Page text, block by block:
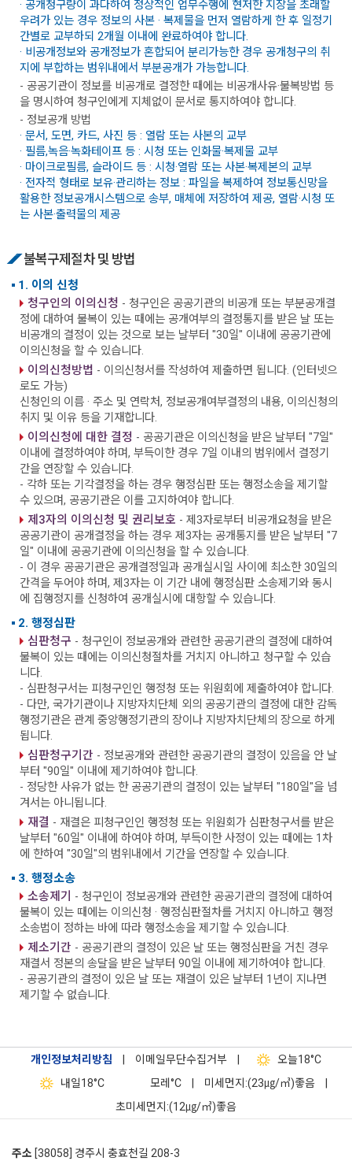
· 공개청구량이 과다하여 정상적인 업무수행에 현저한 지장을 초래할
우려가 있는 경우 정보의 사본 · 복제물을 먼저 열람하게 한 후 일정기
간별로 교부하되 2개월 이내에 완료하여야 합니다.
· 비공개정보와 공개정보가 혼합되어 분리가능한 경우 공개청구의 취
지에 부합하는 범위내에서 부분공개가 가능합니다.
- 공공기관이 정보를 비공개로 결정한 때에는 비공개사유·불복방법 등
을 명시하여 청구인에게 지체없이 문서로 통지하여야 합니다.
- 정보공개 방법
· 문서, 도면, 카드, 사진 등 : 열람 또는 사본의 교부
· 필름,녹음·녹화테이프 등 : 시청 또는 인화물·복제물 교부
· 마이크로필름, 슬라이드 등 : 시청·열람 또는 사본·복제본의 교부
· 전자적 형태로 보유·관리하는 정보 : 파일을 복제하여 정보통신망을
활용한 정보공개시스템으로 송부, 매체에 저장하여 제공, 열람·시청 또
는 사본·출력물의 제공
불복구제절차 및 방법
1. 이의 신청
청구인의 이의신청 - 청구인은 공공기관의 비공개 또는 부분공개결
정에 대하여 불복이 있는 때에는 공개여부의 결정통지를 받은 날 또는
비공개의 결정이 있는 것으로 보는 날부터 "30일" 이내에 공공기관에
이의신청을 할 수 있습니다.
이의신청방법 - 이의신청서를 작성하여 제출하면 됩니다. (인터넷으
로도 가능)
신청인의 이름 · 주소 및 연락처, 정보공개여부결정의 내용, 이의신청의
취지 및 이유 등을 기재합니다.
이의신청에 대한 결정 - 공공기관은 이의신청을 받은 날부터 "7일"
이내에 결정하여야 하며, 부득이한 경우 7일 이내의 범위에서 결정기
간을 연장할 수 있습니다.
- 각하 또는 기각결정을 하는 경우 행정심판 또는 행정소송을 제기할
수 있으며, 공공기관은 이를 고지하여야 합니다.
제3자의 이의신청 및 권리보호 - 제3자로부터 비공개요청을 받은
공공기관이 공개결정을 하는 경우 제3자는 공개통지를 받은 날부터 "7
일" 이내에 공공기관에 이의신청을 할 수 있습니다.
- 이 경우 공공기관은 공개결정일과 공개실시일 사이에 최소한 30일의
간격을 두어야 하며, 제3자는 이 기간 내에 행정심판 소송제기와 동시
에 집행정지를 신청하여 공개실시에 대항할 수 있습니다.
2. 행정심판
심판청구 - 청구인이 정보공개와 관련한 공공기관의 결정에 대하여
불복이 있는 때에는 이의신청절차를 거치지 아니하고 청구할 수 있습
니다.
- 심판청구서는 피청구인인 행정청 또는 위원회에 제출하여야 합니다.
- 다만, 국가기관이나 지방자치단체 외의 공공기관의 결정에 대한 감독
행정기관은 관계 중앙행정기관의 장이나 지방자치단체의 장으로 하게
됩니다.
심판청구기간 - 정보공개와 관련한 공공기관의 결정이 있음을 안 날
부터 "90일" 이내에 제기하여야 합니다.
- 정당한 사유가 없는 한 공공기관의 결정이 있는 날부터 "180일"을 넘
겨서는 아니됩니다.
재결 - 재결은 피청구인인 행정청 또는 위원회가 심판청구서를 받은
날부터 "60일" 이내에 하여야 하며, 부득이한 사정이 있는 때에는 1차
에 한하여 "30일"의 범위내에서 기간을 연장할 수 있습니다.
3. 행정소송
소송제기
- 청구인이 정보공개와 관련한 공공기관의 결정에 대하여
불복이 있는 때에는 이의신청 · 행정심판절차를 거치지 아니하고 행정
소송법이 정하는 바에 따라 행정소송을 제기할 수 있습니다.
제소기간 - 공공기관의 결정이 있은 날 또는 행정심판을 거친 경우
재결서 정본의 송달을 받은 날부터 90일 이내에 제기하여야 합니다.
- 공공기관의 결정이 있은 날 또는 재결이 있은 날부터 1년이 지나면
제기할 수 없습니다.
개인정보처리방침 이메일무단수집거부 오늘18°C
내일18°C 모레 °C 미세먼지:(23㎍/㎥)좋음
초미세먼지:(12㎍/㎥)좋음
주소 [38058] 경주시 충효천길 208-3